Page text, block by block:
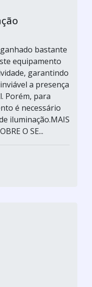
bastante
equipamento
garantindo
a presença
Porém, para
é necessário
iluminação.MAIS
O SE...